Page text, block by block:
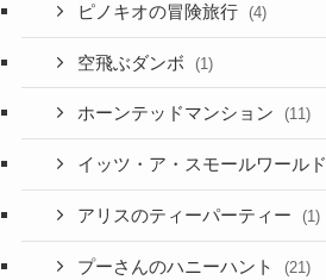
ピノキオの冒険旅行 (4)
空飛ぶダンボ (1)
ホーンテッドマンション (11)
イッツ・ア・スモールワールド
アリスのティーパーティー (1)
プーさんのハニーハント (21)